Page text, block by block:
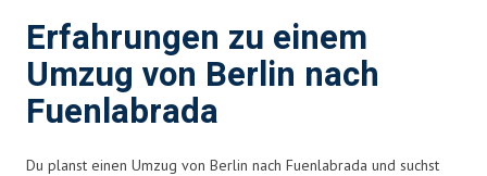
Erfahrungen zu einem
Umzug von Berlin nach
Fuenlabrada
Du planst einen Umzug von Berlin nach Fuenlabrada und suchst